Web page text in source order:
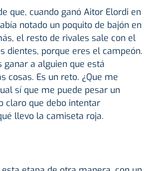
que, cuando ganó Aitor Elordi en
notado un poquito de bajón en
el resto de rivales sale con el
dientes, porque eres el campeón.
ganar a alguien que está
cosas. Es un reto. ¿Que me
sí que me puede pesar un
claro que debo intentar
llevo la camiseta roja.